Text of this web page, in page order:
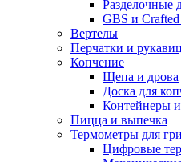
Разделочные
GBS и
Вертелы
Перчатки и
Копчение
Щепа и дрова
Доска для
Контейнеры
Пицца и выпечка
Термометры для
Цифровые